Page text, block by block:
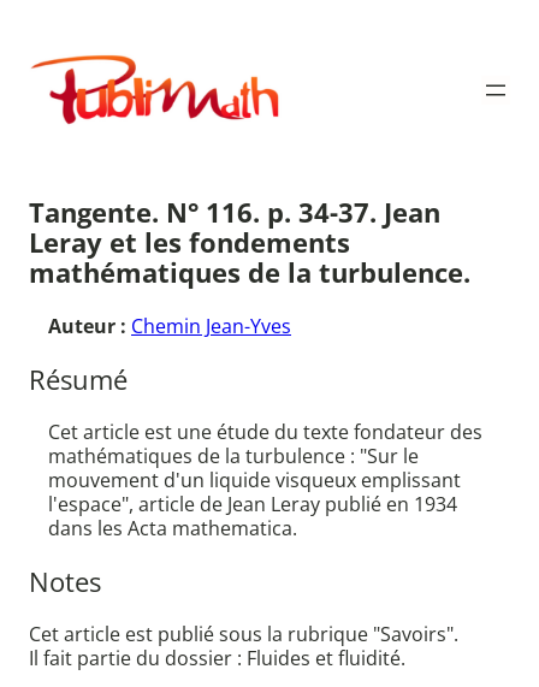
contenu
Publimath
Tangente. N° 116. p. 34-37. Jean
Leray et les fondements
mathématiques de la turbulence.
Auteur : Chemin Jean-Yves
Résumé
Cet article est une étude du texte fondateur des
mathématiques de la turbulence : "Sur le
mouvement d'un liquide visqueux emplissant
l'espace", article de Jean Leray publié en 1934
dans les Acta mathematica.
Notes
Cet article est publié sous la rubrique "Savoirs".
Il fait partie du dossier : Fluides et fluidité.